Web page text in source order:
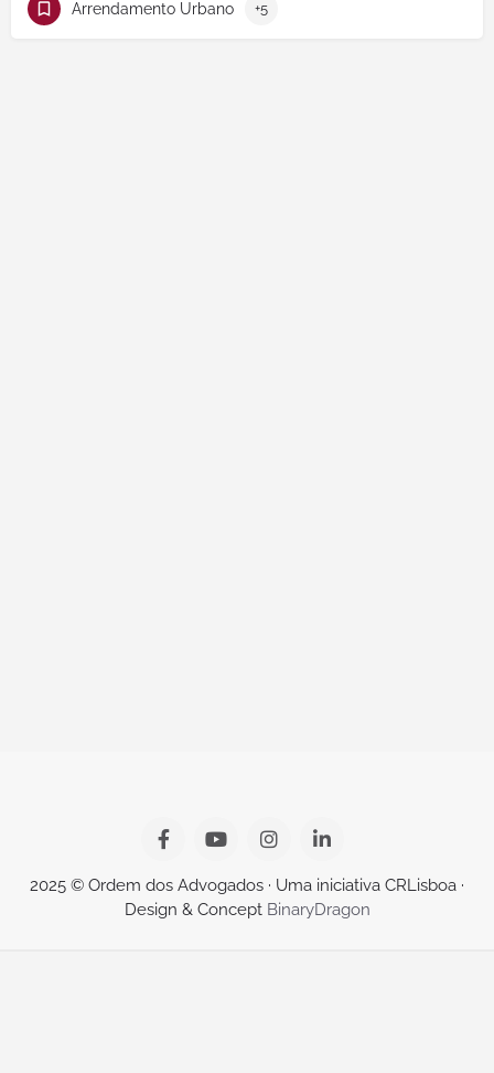
Arrendamento Urbano +5
2025 © Ordem dos Advogados · Uma iniciativa CRLisboa ·
Design & Concept BinaryDragon